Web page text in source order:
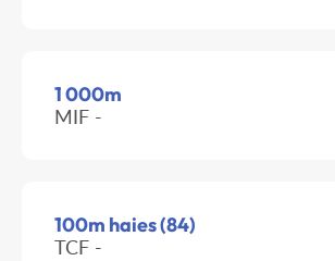
1 000m
MIF -
100m haies (84)
TCF -